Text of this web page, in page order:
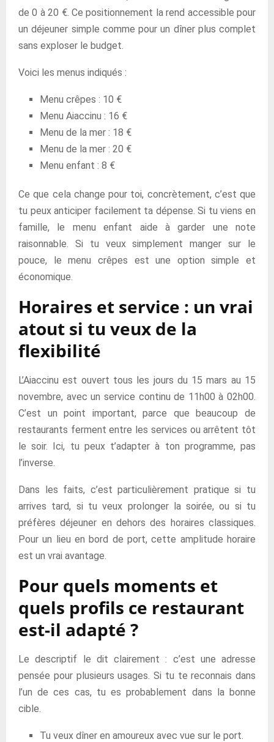
de 0 à 20 €. Ce positionnement la rend accessible pour
un déjeuner simple comme pour un dîner plus complet
sans exploser le budget.
Voici les menus indiqués :
Menu crêpes : 10 €
Menu Aiaccinu : 16 €
Menu de la mer : 18 €
Menu de la mer : 20 €
Menu enfant : 8 €
Ce que cela change pour toi, concrètement, c’est que
tu peux anticiper facilement ta dépense. Si tu viens en
famille, le menu enfant aide à garder une note
raisonnable. Si tu veux simplement manger sur le
pouce, le menu crêpes est une option simple et
économique.
Horaires et service : un vrai
atout si tu veux de la
flexibilité
L’Aiaccinu est ouvert tous les jours du 15 mars au 15
novembre, avec un service continu de 11h00 à 02h00.
C’est un point important, parce que beaucoup de
restaurants ferment entre les services ou arrêtent tôt
le soir. Ici, tu peux t’adapter à ton programme, pas
l’inverse.
Dans les faits, c’est particulièrement pratique si tu
arrives tard, si tu veux prolonger la soirée, ou si tu
préfères déjeuner en dehors des horaires classiques.
Pour un lieu en bord de port, cette amplitude horaire
est un vrai avantage.
Pour quels moments et
quels profils ce restaurant
est-il adapté ?
Le descriptif le dit clairement : c’est une adresse
pensée pour plusieurs usages. Si tu te reconnais dans
l’un de ces cas, tu es probablement dans la bonne
cible.
Tu veux dîner en amoureux avec vue sur le port.